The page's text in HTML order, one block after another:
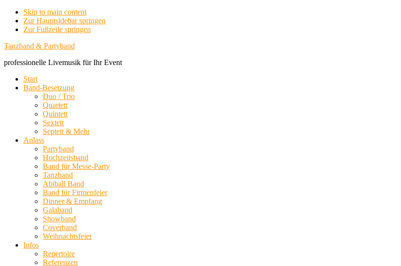
Skip to main content
Zur Hauptsidebar springen
Zur Fußzeile springen
Tanzband & Partyband
professionelle Livemusik für Ihr Event
Start
Band-Besetzung
Duo / Trio
Quartett
Quintett
Sextett
Septett & Mehr
Anlass
Partyband
Hochzeitsband
Band für Messe-Party
Tanzband
Abiball Band
Band für Firmenfeier
Dinner & Empfang
Galaband
Showband
Coverband
Weihnachtsfeier
Infos
Repertoire
Referenzen